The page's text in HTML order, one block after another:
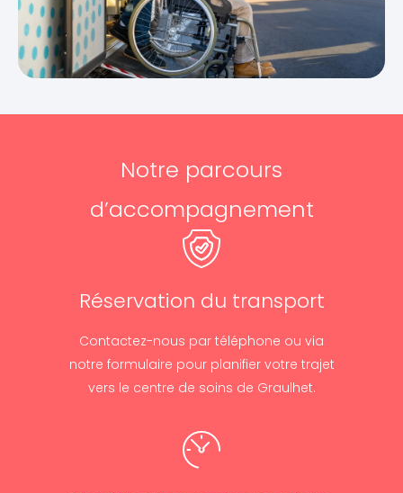
Notre parcours
d’accompagnement
Réservation du transport
Contactez-nous par téléphone ou via
notre formulaire pour planifier votre trajet
vers le centre de soins de Graulhet.